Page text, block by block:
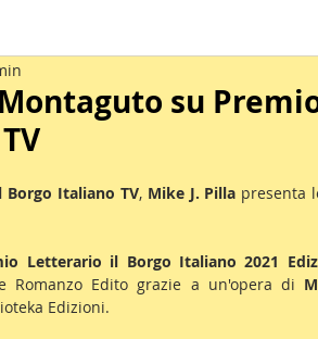
su
Italiano TV, Mike J. Pilla presenta
Letterario il Borgo Italiano 2021
Romanzo Edito grazie a un'opera di
Edizioni.